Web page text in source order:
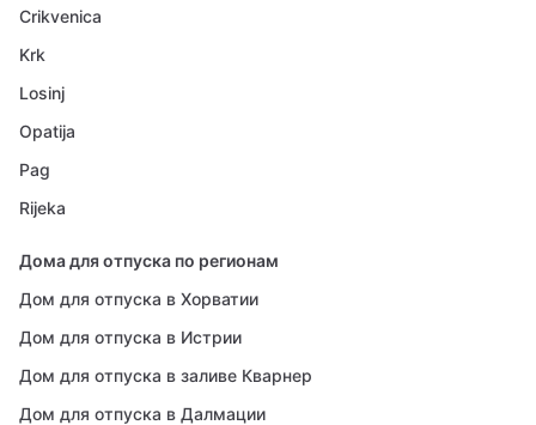
Crikvenica
Krk
Losinj
Opatija
Pag
Rijeka
Дома для отпуска по регионам
Дом для отпуска в Хорватии
Дом для отпуска в Истрии
Дом для отпуска в заливе Кварнер
Дом для отпуска в Далмации